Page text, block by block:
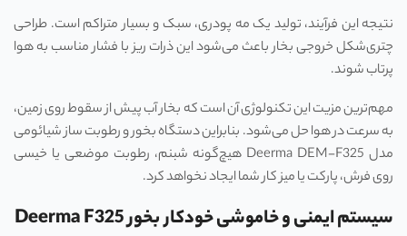
نتیجه این فرآیند، تولید یک مه پودری، سبک و بسیار متراکم است. طراحی
چتری‌شکل خروجی بخار باعث می‌شود این ذرات ریز با فشار مناسب به هوا
پرتاب شوند.
مهم‌ترین مزیت این تکنولوژی آن است که بخار آب پیش از سقوط روی زمین،
به سرعت در هوا حل می‌شود. بنابراین دستگاه بخور و رطوبت ساز شیائومی
مدل Deerma DEM-F325 هیچ‌گونه شبنم، رطوبت موضعی یا خیسی
روی فرش، پارکت یا میز کار شما ایجاد نخواهد کرد.
سیستم ایمنی و خاموشی خودکار بخور Deerma F325